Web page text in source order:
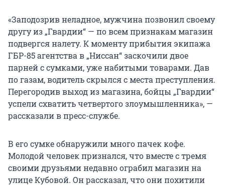
«Заподозрив неладное, мужчина позвонил своему
другу из „Гвардии“ — по всем признакам магазин
подвергся налету. К моменту прибытия экипажа
ГБР-85 агентства в „Ниссан“ заскочили двое
парней с сумками, уже набитыми товарами. Дав
по газам, водитель скрылся с места преступления.
Перегородив выход из магазина, бойцы „Гвардии“
успели схватить четвертого злоумышленника», —
рассказали в пресс-службе.
В его сумке обнаружили много пачек кофе.
Молодой человек признался, что вместе с тремя
своими друзьями недавно ограбил магазин на
улице Кубовой. Он рассказал, что они похитили